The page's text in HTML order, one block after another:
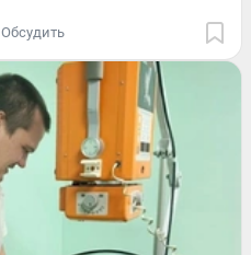
Обсудить